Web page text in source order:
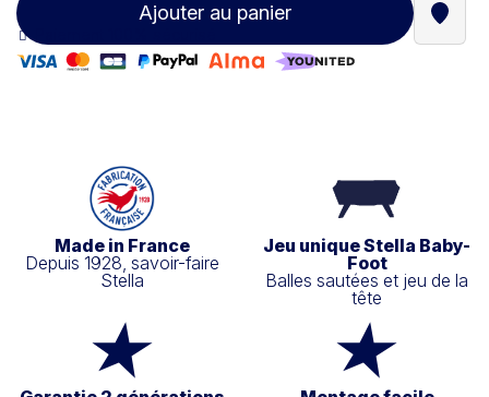
Ajouter au panier
Made in France
Depuis 1928, savoir-faire
Stella
Jeu unique Stella Baby-
Foot
Balles sautées et jeu de la
tête